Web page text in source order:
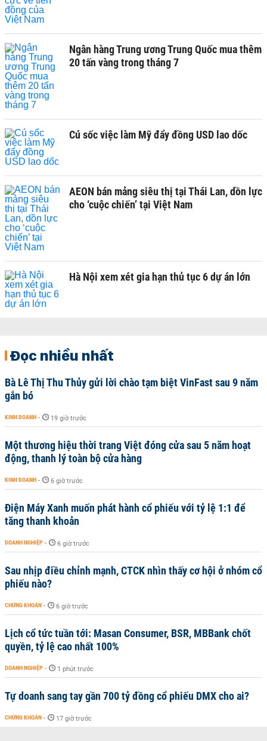
Ngân hàng Trung ương Trung Quốc mua thêm
20 tấn vàng trong tháng 7
Cú sốc việc làm Mỹ đẩy đồng USD lao dốc
AEON bán mảng siêu thị tại Thái Lan, dồn lực
cho ‘cuộc chiến’ tại Việt Nam
Hà Nội xem xét gia hạn thủ tục 6 dự án lớn
Đọc nhiều nhất
Bà Lê Thị Thu Thủy gửi lời chào tạm biệt VinFast sau 9 năm
gắn bó
KINH DOANH - 19 giờ trước
Một thương hiệu thời trang Việt đóng cửa sau 5 năm hoạt
động, thanh lý toàn bộ cửa hàng
KINH DOANH - 6 giờ trước
Điện Máy Xanh muốn phát hành cổ phiếu với tỷ lệ 1:1 để
tăng thanh khoản
DOANH NGHIỆP - 6 giờ trước
Sau nhịp điều chỉnh mạnh, CTCK nhìn thấy cơ hội ở nhóm cổ
phiếu nào?
CHỨNG KHOÁN - 6 giờ trước
Lịch cổ tức tuần tới: Masan Consumer, BSR, MBBank chốt
quyền, tỷ lệ cao nhất 100%
DOANH NGHIỆP - 1 phút trước
Tự doanh sang tay gần 700 tỷ đồng cổ phiếu DMX cho ai?
CHỨNG KHOÁN - 17 giờ trước